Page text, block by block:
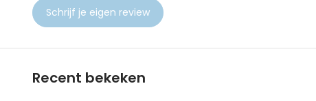
Schrijf je eigen review
Recent bekeken